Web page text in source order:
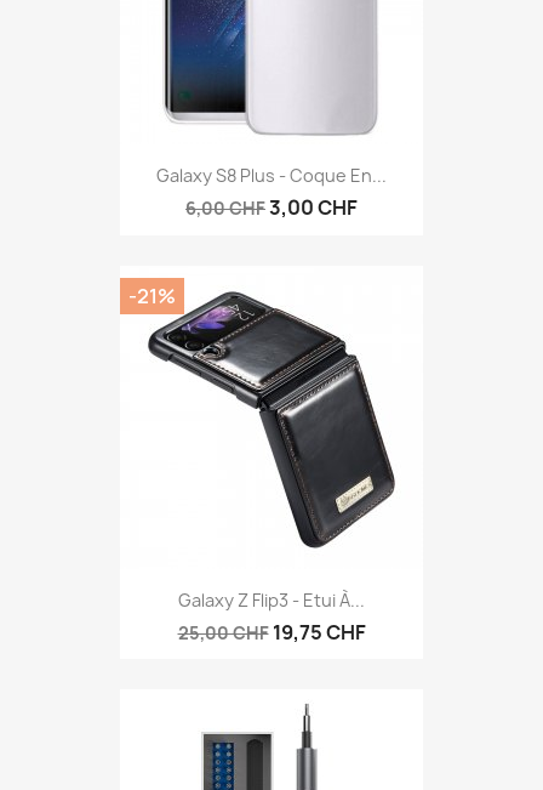
Galaxy S8 Plus - Coque En...
6,00 CHF3,00 CHF
Galaxy Z Flip3 - Etui À...
25,00 CHF 19,75 CHF
-21%